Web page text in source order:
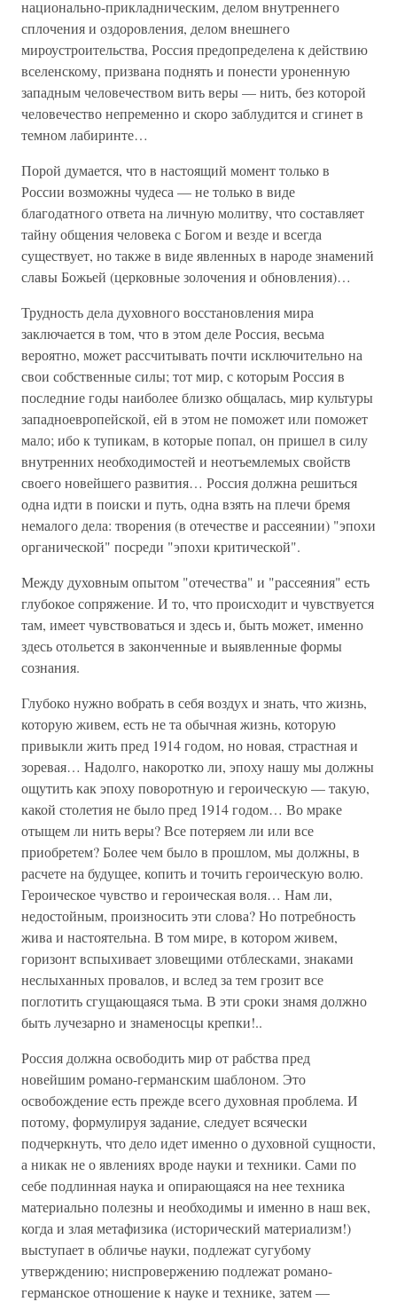
национально-прикладническим, делом внутреннего
сплочения и оздоровления, делом внешнего
мироустроительства, Россия предопределена к действию
вселенскому, призвана поднять и понести уроненную
западным человечеством вить веры — нить, без которой
человечество непременно и скоро заблудится и сгинет в
темном лабиринте…
Порой думается, что в настоящий момент только в
России возможны чудеса — не только в виде
благодатного ответа на личную молитву, что составляет
тайну общения человека с Богом и везде и всегда
существует, но также в виде явленных в народе знамений
славы Божьей (церковные золочения и обновления)…
Трудность дела духовного восстановления мира
заключается в том, что в этом деле Россия, весьма
вероятно, может рассчитывать почти исключительно на
свои собственные силы; тот мир, с которым Россия в
последние годы наиболее близко общалась, мир культуры
западноевропейской, ей в этом не поможет или поможет
мало; ибо к тупикам, в которые попал, он пришел в силу
внутренних необходимостей и неотъемлемых свойств
своего новейшего развития… Россия должна решиться
одна идти в поиски и путь, одна взять на плечи бремя
немалого дела: творения (в отечестве и рассеянии) "эпохи
органической" посреди "эпохи критической".
Между духовным опытом "отечества" и "рассеяния" есть
глубокое сопряжение. И то, что происходит и чувствуется
там, имеет чувствоваться и здесь и, быть может, именно
здесь отольется в законченные и выявленные формы
сознания.
Глубоко нужно вобрать в себя воздух и знать, что жизнь,
которую живем, есть не та обычная жизнь, которую
привыкли жить пред 1914 годом, но новая, страстная и
зоревая… Надолго, накоротко ли, эпоху нашу мы должны
ощутить как эпоху поворотную и героическую — такую,
какой столетия не было пред 1914 годом… Во мраке
отыщем ли нить веры? Все потеряем ли или все
приобретем? Более чем было в прошлом, мы должны, в
расчете на будущее, копить и точить героическую волю.
Героическое чувство и героическая воля… Нам ли,
недостойным, произносить эти слова? Но потребность
жива и настоятельна. В том мире, в котором живем,
горизонт вспыхивает зловещими отблесками, знаками
неслыханных провалов, и вслед за тем грозит все
поглотить сгущающаяся тьма. В эти сроки знамя должно
быть лучезарно и знаменосцы крепки!..
Россия должна освободить мир от рабства пред
новейшим романо-германским шаблоном. Это
освобождение есть прежде всего духовная проблема. И
потому, формулируя задание, следует всячески
подчеркнуть, что дело идет именно о духовной сущности,
а никак не о явлениях вроде науки и техники. Сами по
себе подлинная наука и опирающаяся на нее техника
материально полезны и необходимы и именно в наш век,
когда и злая метафизика (исторический материализм!)
выступает в обличье науки, подлежат сугубому
утверждению; ниспровержению подлежат романо-
германское отношение к науке и технике, затем —